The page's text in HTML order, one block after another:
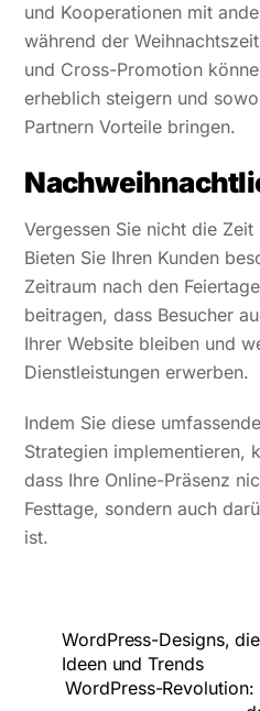
und Kooperationen mit
während der
und Cross-Promotion
erheblich steigern und
Partnern Vorteile bringen.
Vergessen Sie nicht die Zeit
Bieten Sie Ihren Kunden
Zeitraum nach den
beitragen, dass Besucher
Ihrer Website bleiben und
Dienstleistungen erwerben.
Indem Sie diese
Strategien implementieren,
dass Ihre Online-Präsenz
Festtage, sondern auch
ist.
WordPress-Designs,
Ideen und Trends
WordPress-